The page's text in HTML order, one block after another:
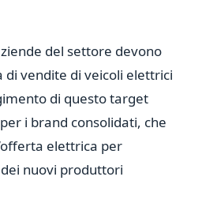
del settore devono
vendite di veicoli elettrici
di questo target
i brand consolidati, che
elettrica per
nuovi produttori